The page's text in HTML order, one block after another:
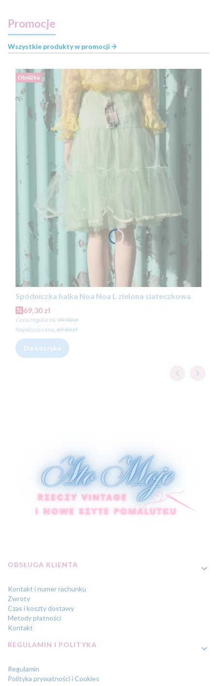
Promocje
Wszystkie produkty w promocji
Obniżka
Spódniczka halka Noa Noa L zielona siateczkowa
Cena promocyjna
69,30 zł
Cena regularna: 99,00 zł
Najniższa cena: 69,30 zł
Do koszyka
Linki w stopce
OBSŁUGA KLIENTA
Kontakt i numer rachunku
Zwroty
Czas i koszty dostawy
Metody płatności
Kontakt
REGULAMIN I POLITYKA
Regulamin
Polityka prywatności i Cookies